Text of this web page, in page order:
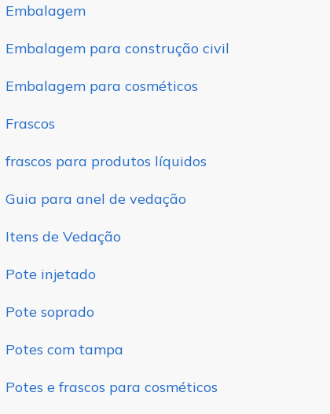
Embalagem
Embalagem para construção civil
Embalagem para cosméticos
Frascos
frascos para produtos líquidos
Guia para anel de vedação
Itens de Vedação
Pote injetado
Pote soprado
Potes com tampa
Potes e frascos para cosméticos